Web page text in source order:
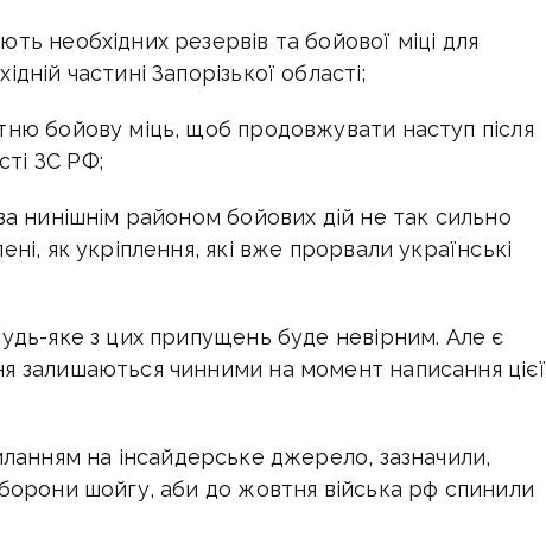
необхідних резервів та бойової міці для
частині Запорізької області;
бойову міць, щоб продовжувати наступ після
ЗС РФ;
нинішнім районом бойових дій не так сильно
як укріплення, які вже прорвали українські
яке з цих припущень буде невірним. Але є
залишаються чинними на момент написання цієї
на інсайдерське джерело, зазначили,
шойгу, аби до жовтня війська рф спинили